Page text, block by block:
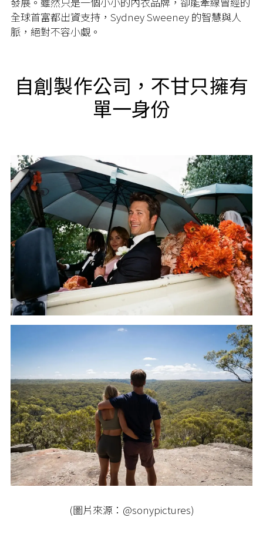
全球首富都出資支持，Sydney Sweeney 的智慧與人
脈，絕對不容小覷。
自創製作公司，不甘只擁有
單一身份
(圖片來源：@sonypictures)